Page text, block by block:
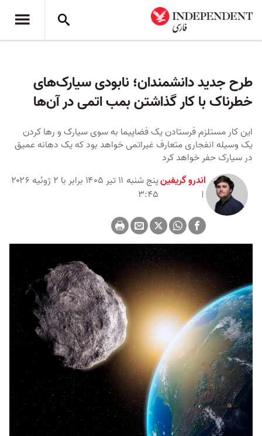
طرح جدید دانشمندان؛ نابودی سیارک‌های
خطرناک با کار گذاشتن بمب اتمی در آن‌ها
این کار مستلزم فرستادن یک فضاپیما به سوی سیارک و رها کردن
یک وسیله انفجاری متعارف غیراتمی خواهد بود که یک دهانه عمیق
در سیارک حفر خواهد کرد
اندرو گریفین
پنج شنبه ۱۱ تیر ۱۴۰۵ برابر با ۲ ژوئیه ۲۰۲۶
۳:۴۵